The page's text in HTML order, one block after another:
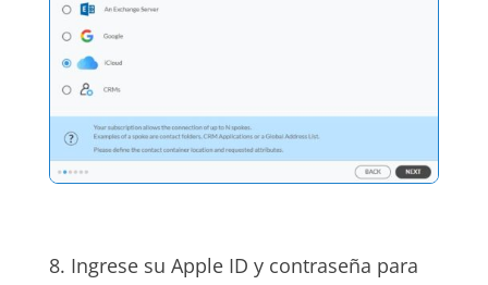
8. Ingrese su Apple ID y contraseña para